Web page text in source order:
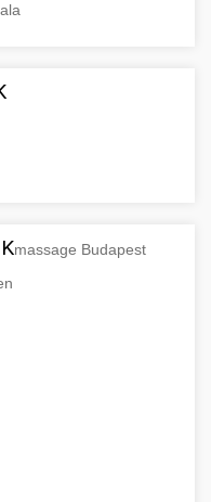
massage Budapest